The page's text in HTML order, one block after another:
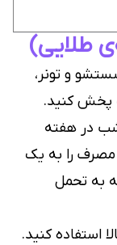
طلایی)
و تونر،
پخش کنید.
هفته اول، فقط ۲ شب در هفته
مصرف را به یک
به تحمل